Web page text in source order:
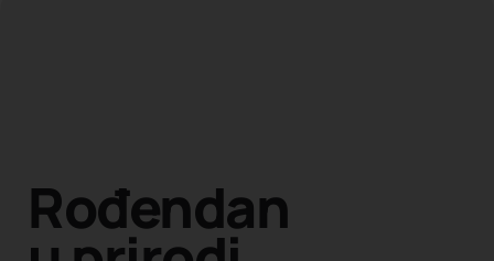
Rođendan